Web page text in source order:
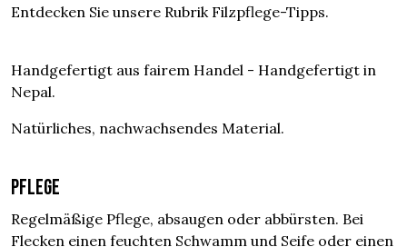
Entdecken Sie unsere Rubrik Filzpflege-Tipps.
Handgefertigt aus fairem Handel - Handgefertigt in
Nepal.
Natürliches, nachwachsendes Material.
Pflege
Regelmäßige Pflege, absaugen oder abbürsten. Bei
Flecken einen feuchten Schwamm und Seife oder einen